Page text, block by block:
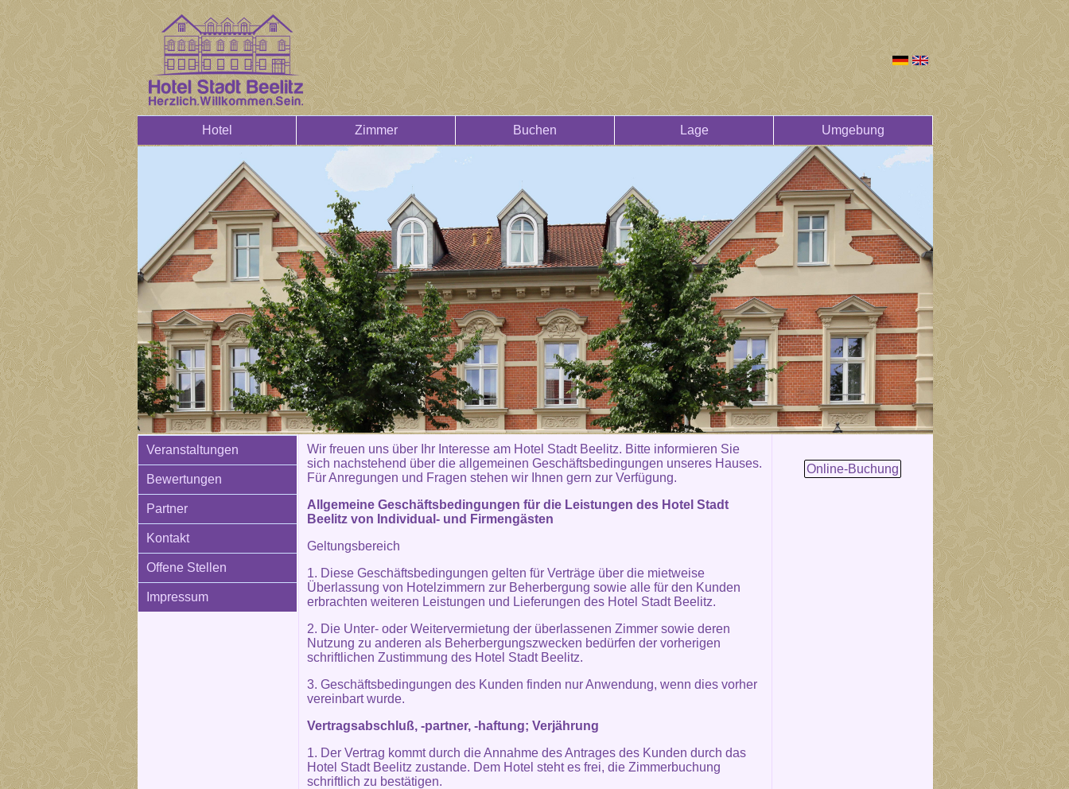
Hotel Zimmer Buchen Lage Umgebung
Veranstaltungen
Bewertungen
Partner
Kontakt
Offene Stellen
Impressum
Wir freuen uns über Ihr Interesse am Hotel Stadt Beelitz. Bitte informieren Sie
sich nachstehend über die allgemeinen Geschäftsbedingungen unseres Hauses.
Für Anregungen und Fragen stehen wir Ihnen gern zur Verfügung.
Allgemeine Geschäftsbedingungen für die Leistungen des Hotel Stadt
Beelitz von Individual- und Firmengästen
Geltungsbereich
1. Diese Geschäftsbedingungen gelten für Verträge über die mietweise
Überlassung von Hotelzimmern zur Beherbergung sowie alle für den Kunden
erbrachten weiteren Leistungen und Lieferungen des Hotel Stadt Beelitz.
2. Die Unter- oder Weitervermietung der überlassenen Zimmer sowie deren
Nutzung zu anderen als Beherbergungszwecken bedürfen der vorherigen
schriftlichen Zustimmung des Hotel Stadt Beelitz.
3. Geschäftsbedingungen des Kunden finden nur Anwendung, wenn dies vorher
vereinbart wurde.
Vertragsabschluß, -partner, -haftung; Verjährung
1. Der Vertrag kommt durch die Annahme des Antrages des Kunden durch das
Hotel Stadt Beelitz zustande. Dem Hotel steht es frei, die Zimmerbuchung
schriftlich zu bestätigen.
Online-Buchung